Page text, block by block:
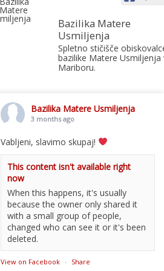
Bazilika Matere
Usmiljenja
Spletno stičišče
bazilike Matere Usmiljenja
Mariboru.
Bazilika Matere Usmiljenja
3 months ago
Vabljeni, slavimo skupaj!
This content isn't available right
now
When this happens, it's usually
because the owner only shared it
with a small group of people,
changed who can see it or it's been
deleted.
View on Facebook · Share